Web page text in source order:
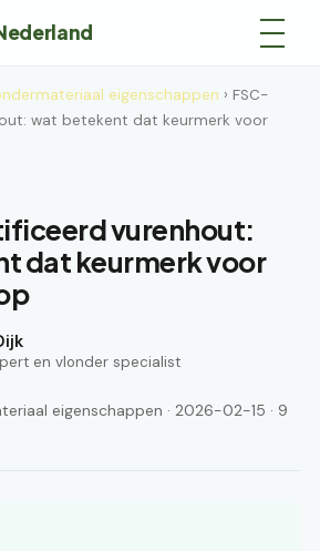
eigenschappen › FSC-
wat betekent dat keurmerk voor
vurenhout:
dat keurmerk voor
en vlonder specialist
eigenschappen · 2026-02-15 · 9